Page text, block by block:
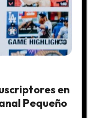
en
Pequeño